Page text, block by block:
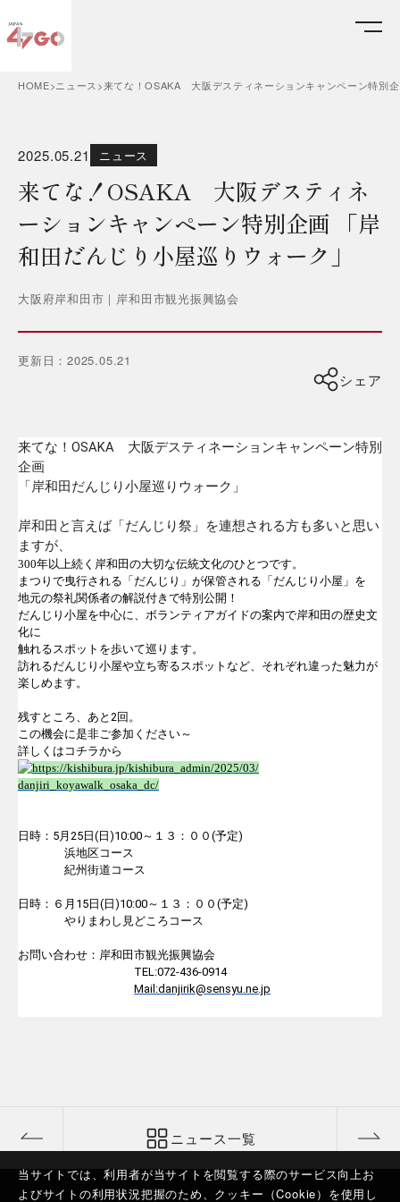
当サイトでは、利用者が当サイトを閲覧する際のサービス向上お
よびサイトの利用状況把握のため、クッキー（Cookie）を使用し
HOME ニュース 来てな！OSAKA 大阪デスティネーションキャンペーン特別
2025.05.21 ニュース
来てな！OSAKA 大阪デスティネ
ーションキャンペーン特別企画 「岸
和田だんじり小屋巡りウォーク」
大阪府岸和田市 ｜ 岸和田市観光振興協会
更新日：2025.05.21
シェア
来てな！ OSAKA 大阪デスティネーションキャンペーン特別
企画
「岸和田だんじり小屋巡りウォーク」
岸和田と言えば「だんじり祭」
を連想される方も多いと思い
ますが、
300年以上続く岸和田の大切な伝統文化のひとつです。
まつりで曳行される「だんじり」が保管される「だんじり小屋」を
地元の祭礼関係者の解説付きで特別公開！
だんじり小屋を中心に、 ボランティアガイドの案内で岸和田の歴史文
化に
触れるスポットを歩いて巡ります。
訪れるだんじり小屋や立ち寄るスポットなど、 それぞれ違った魅力が
楽しめます。
残すところ、あと 2回。
この機会に是非ご参加ください～
詳しくはコチラから
https://kishibura.jp/kishibura_admin/2025/03/
danjiri_koyawalk_osaka_dc/
日時： 5月 25 日 ( 日 )10:00～１３：００ (予定)
浜地区コース
紀州街道コース
日時：６月 15 日 ( 日 )10:00～１３：００ (予定)
やりまわし見どころコース
お問い合わせ：岸和田市観光振興協会
TEL:072-436-0914
Mail:danjirik@sensyu.ne.jp
ニュース一覧